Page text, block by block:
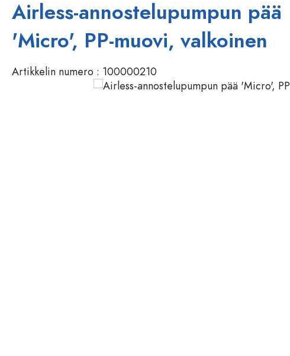
Säilytysastiat
Astiat
Kosmetiikka-astiat
WECK-Lasipullot
Pullot toiminnon mukaan
Patenttikorkkipullot
Airless-annostelupumpun pää
'Micro', PP-muovi, valkoinen
Artikkelin numero : 100000210